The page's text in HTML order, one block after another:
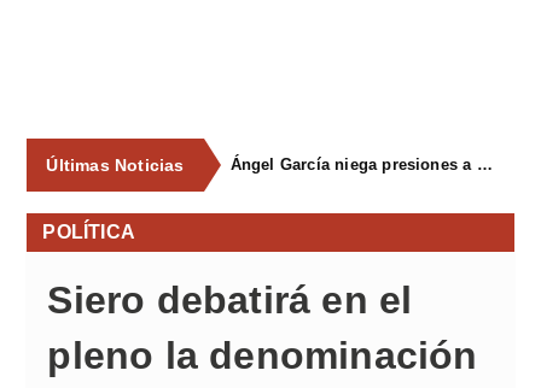
Últimas Noticias Ángel García niega presiones a comercios y asegura que el Ayuntamiento cumple "de manera muy rigurosa" la Ley de Contratos
POLÍTICA
Siero debatirá en el
pleno la denominación